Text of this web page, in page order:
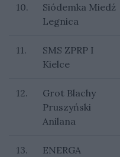
10.
Siódemka Miedź
Legnica
11.
SMS ZPRP I
Kielce
12.
Grot Blachy
Pruszyński
Anilana
13.
ENERGA